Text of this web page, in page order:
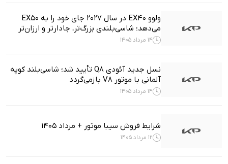
ولوو EX40 در سال ۲۰۲۷ جای خود را به EX50
می‌دهد؛ شاسی‌بلندی بزرگ‌تر، جادارتر و ارزان‌تر
14 مرداد 1405
نسل جدید آئودی Q8 تأیید شد؛ شاسی‌بلند کوپه
آلمانی با موتور V8 بازمی‌گردد
14 مرداد 1405
شرایط فروش سیبا موتور + مرداد 1405
12 مرداد 1405